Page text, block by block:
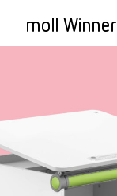
moll Winner